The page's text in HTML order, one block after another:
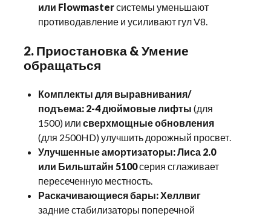
или Flowmasterсистемы уменьшают
противодавление и усиливают гул V8.
2. Приостановка & Умение
обращаться
Комплекты для выравнивания/
подъема: 2-4 дюймовые лифты (для
1500) илисверхмощные обновления
(для 2500HD) улучшить дорожный просвет.
Улучшенные амортизаторы:Лиса 2.0
или Бильштайн 5100серия сглаживает
пересеченную местность.
Раскачивающиеся бары:Хеллвиг
задние стабилизаторы поперечной